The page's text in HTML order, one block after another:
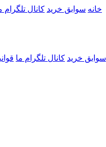
خانه سوابق خرید کانال تلگرام
سوابق خرید کانال تلگرام ما